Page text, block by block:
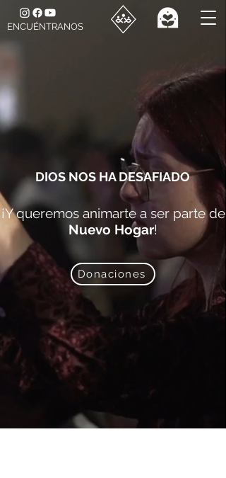
ENCUÉNTRANOS
DIOS NOS HA DESAFIADO
¡Y queremos animarte a ser parte de
Nuevo Hogar!
Donaciones